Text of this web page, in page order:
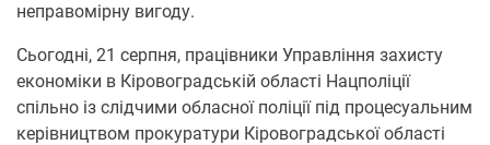
неправомірну вигоду.
Сьогодні, 21 серпня, працівники Управління захисту
економіки в Кіровоградській області Нацполіції
спільно із слідчими обласної поліції під процесуальним
керівництвом прокуратури Кіровоградської області